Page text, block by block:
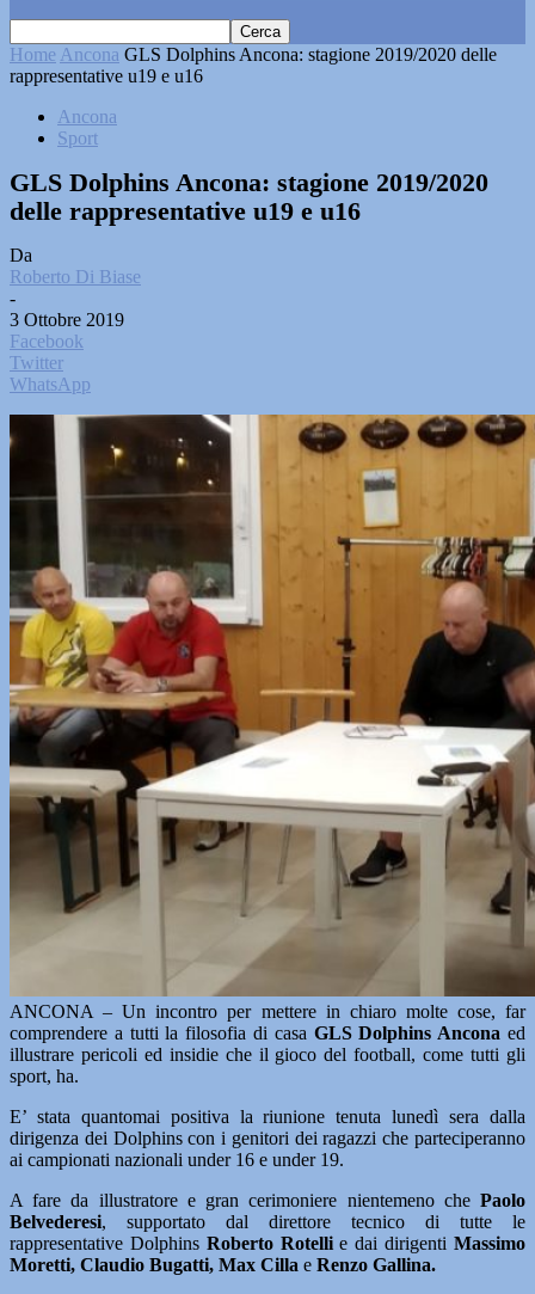
Home Ancona GLS Dolphins Ancona: stagione 2019/2020 delle
rappresentative u19 e u16
Ancona
Sport
GLS Dolphins Ancona: stagione 2019/2020
delle rappresentative u19 e u16
Da
Roberto Di Biase
-
3 Ottobre 2019
Facebook
Twitter
WhatsApp
ANCONA – Un incontro per mettere in chiaro molte cose, far
comprendere a tutti la filosofia di casa GLS Dolphins Ancona ed
illustrare pericoli ed insidie che il gioco del football, come tutti gli
sport, ha.
E’ stata quantomai positiva la riunione tenuta lunedì sera dalla
dirigenza dei Dolphins con i genitori dei ragazzi che parteciperanno
ai campionati nazionali under 16 e under 19.
A fare da illustratore e gran cerimoniere nientemeno chePaolo
Belvederesi, supportato dal direttore tecnico di tutte le
rappresentative Dolphins Roberto Rotellie dai dirigentiMassimo
Moretti, Claudio Bugatti, Max Cilla e Renzo Gallina.